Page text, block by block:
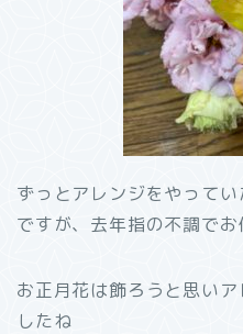
ずっとアレンジをやって
ですが、去年指の不調でお
お正月花は飾ろうと思い
したね